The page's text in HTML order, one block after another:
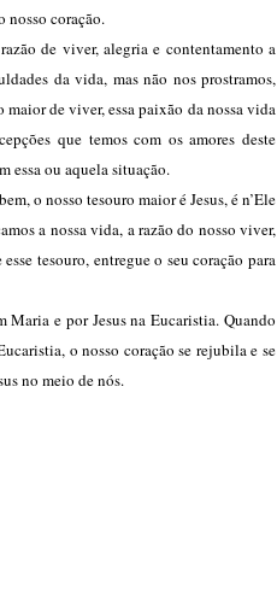
nosso coração.
de viver, alegria e contentamento a
da vida, mas não nos prostramos,
de viver, essa paixão da nossa vida
que temos com os amores deste
essa ou aquela situação.
o nosso tesouro maior é Jesus, é n’Ele
a nossa vida, a razão do nosso viver,
tesouro, entregue o seu coração para
e por Jesus na Eucaristia. Quando
o nosso coração se rejubila e se
no meio de nós.